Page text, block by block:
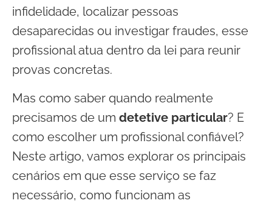
infidelidade, localizar pessoas
desaparecidas ou investigar fraudes, esse
profissional atua dentro da lei para reunir
provas concretas.
Mas como saber quando realmente
precisamos de um detetive particular? E
como escolher um profissional confiável?
Neste artigo, vamos explorar os principais
cenários em que esse serviço se faz
necessário, como funcionam as